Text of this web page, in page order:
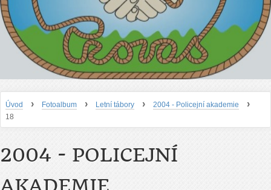
Úvod › Fotoalbum › Letní tábory › 2004 - Policejní akademie ›
18
2004 - POLICEJNÍ